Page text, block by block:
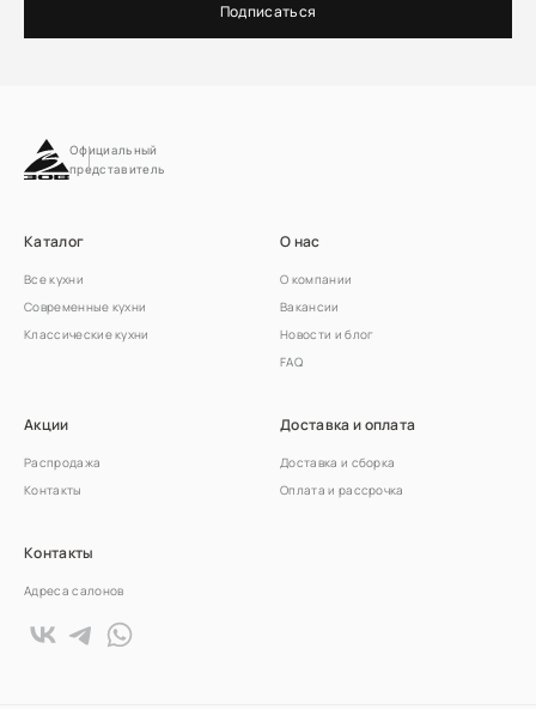
Подписаться
Официальный
представитель
Каталог
Все кухни
Современные кухни
Классические кухни
О нас
О компании
Вакансии
Новости и блог
FAQ
Акции
Распродажа
Контакты
Доставка и оплата
Доставка и сборка
Оплата и рассрочка
Контакты
Адреса салонов